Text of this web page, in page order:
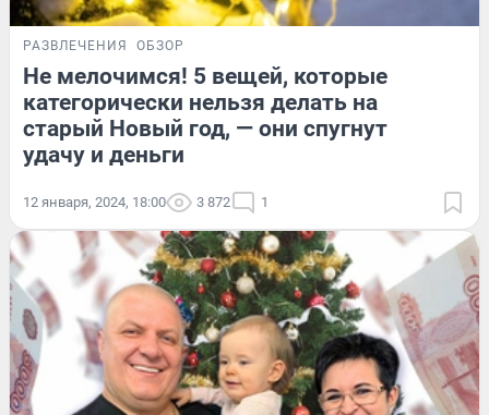
РАЗВЛЕЧЕНИЯ ОБЗОР
Не мелочимся! 5 вещей, которые
категорически нельзя делать на
старый Новый год, — они спугнут
удачу и деньги
12 января, 2024, 18:00 3 872 1